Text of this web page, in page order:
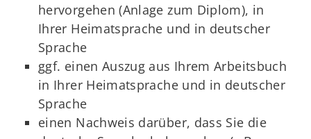
hervorgehen (Anlage zum Diplom), in
Ihrer Heimatsprache und in deutscher
Sprache
ggf. einen Auszug aus Ihrem Arbeitsbuch
in Ihrer Heimatsprache und in deutscher
Sprache
einen Nachweis darüber, dass Sie die